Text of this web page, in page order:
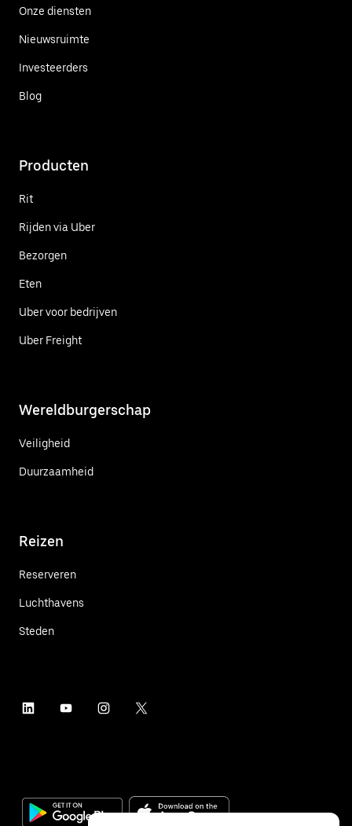
Onze diensten
Nieuwsruimte
Investeerders
Blog
Producten
Rit
Rijden via Uber
Bezorgen
Eten
Uber voor bedrijven
Uber Freight
Wereldburgerschap
Veiligheid
Duurzaamheid
Reizen
Reserveren
Luchthavens
Steden